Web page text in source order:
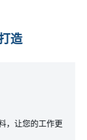
造
，让您的工作更